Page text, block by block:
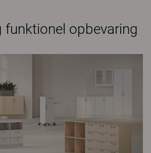
funktionel opbevaring